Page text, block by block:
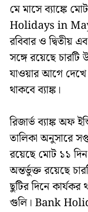
মে মাসে ব্যাঙ্কে
Holidays in
রবিবার ও দ্বিতীয়
সঙ্গে রয়েছে চারটি
যাওয়ার আগে
থাকবে ব্যাঙ্ক।
রিজার্ভ ব্যাঙ্ক অফ
তালিকা অনুসারে
রয়েছে মোট ১১
অন্তর্ভুক্ত রয়েছে
ছুটির দিনে কার্যকর
গুলি। Bank